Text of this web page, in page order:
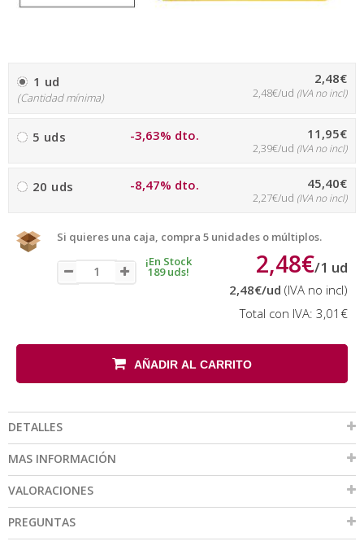
1 ud
(Cantidad mínima)
2,48€
2,48€/ud (IVA no incl)
5 uds -3,63% dto. 11,95€
2,39€/ud (IVA no incl)
20 uds -8,47% dto. 45,40€
2,27€/ud (IVA no incl)
Si quieres una caja, compra 5 unidades o múltiplos.
¡En Stock
189 uds! 2,48€/1 ud
2,48€/ud (IVA no incl)
Total con IVA: 3,01€
AÑADIR AL CARRITO
DETALLES
MAS INFORMACIÓN
VALORACIONES
PREGUNTAS